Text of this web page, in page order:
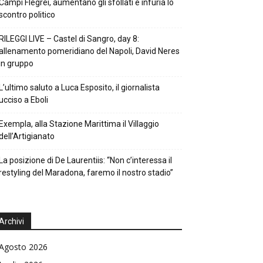
Flegrei, aumentano gli sfollati e infuria lo
politico
LIVE – Castel di Sangro, day 8:
pomeridiano del Napoli, David Neres
gruppo
saluto a Luca Esposito, il giornalista
a Eboli
alla Stazione Marittima il Villaggio
posizione di De Laurentiis: “Non c’interessa il
del Maradona, faremo il nostro stadio”
2026